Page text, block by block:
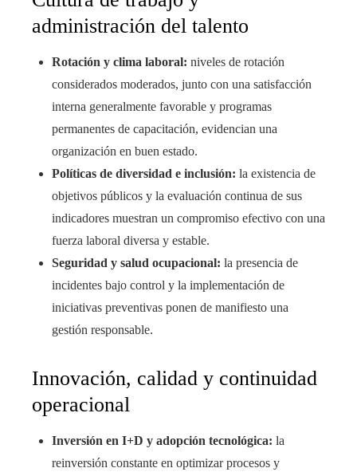
administración del talento
Rotación y clima laboral: niveles de rotación
considerados moderados, junto con una satisfacción
interna generalmente favorable y programas
permanentes de capacitación, evidencian una
organización en buen estado.
Políticas de diversidad e inclusión: la existencia de
objetivos públicos y la evaluación continua de sus
indicadores muestran un compromiso efectivo con una
fuerza laboral diversa y estable.
Seguridad y salud ocupacional: la presencia de
incidentes bajo control y la implementación de
iniciativas preventivas ponen de manifiesto una
gestión responsable.
Innovación, calidad y continuidad
operacional
Inversión en I+D y adopción tecnológica: la
reinversión constante en optimizar procesos y